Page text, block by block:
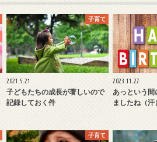
子育て
2021.5.21
子どもたちの成長が著しいので
記録しておく件
2023.11.27
あっという間
ましたね（汗）
子育て